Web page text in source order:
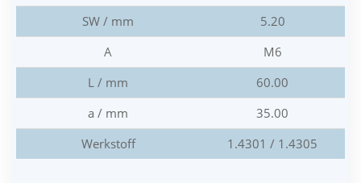
SW / mm
5.20
A
M6
L / mm
60.00
a / mm
35.00
Werkstoff
1.4301 / 1.4305